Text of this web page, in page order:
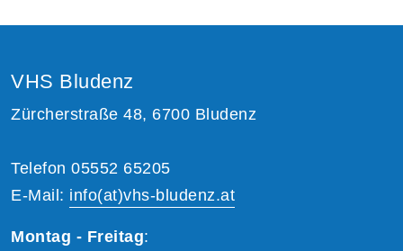
VHS Bludenz
Zürcherstraße 48, 6700 Bludenz
Telefon 05552 65205
E-Mail: info(at)vhs-bludenz.at
Montag - Freitag: